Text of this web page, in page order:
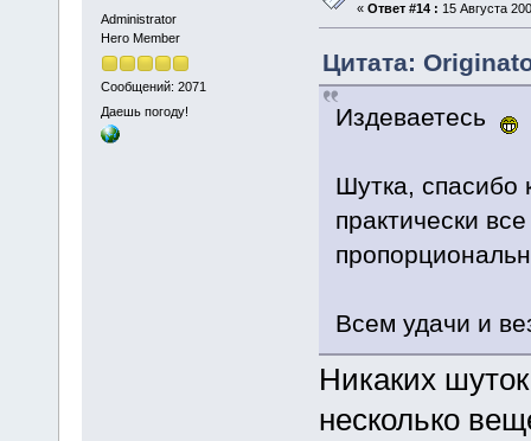
Administrator
Hero Member
Сообщений: 2071
Даешь погоду!
« Ответ #14 : 15 Августа
Цитата:
Издеваетесь
Шутка, спасибо
практически
Всем удачи и
Никаких
несколько